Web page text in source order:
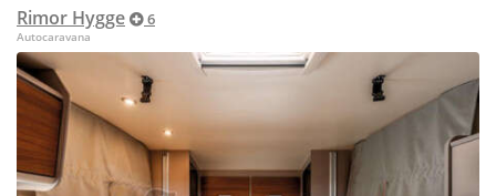
Rimor Hygge 6
Autocaravana